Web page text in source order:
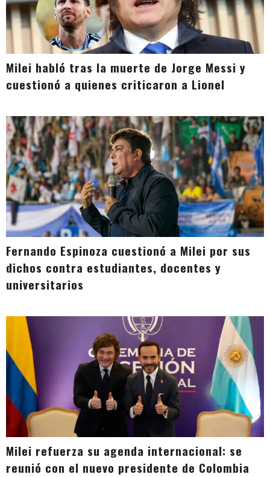
Milei habló tras la muerte de Jorge Messi y
cuestionó a quienes criticaron a Lionel
Fernando Espinoza cuestionó a Milei por sus
dichos contra estudiantes, docentes y
universitarios
Milei refuerza su agenda internacional: se
reunió con el nuevo presidente de Colombia